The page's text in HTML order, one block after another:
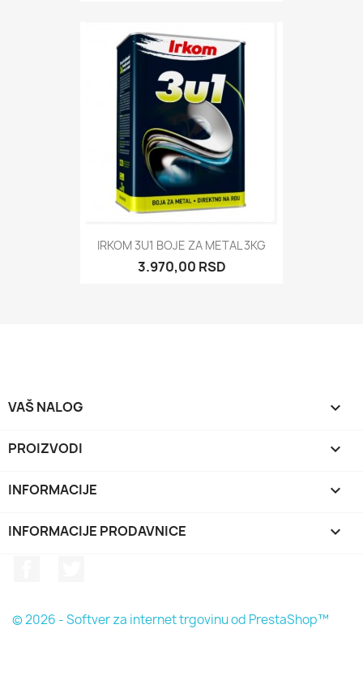
IRKOM 3U1 BOJE ZA METAL 3KG
3.970,00 RSD
VAŠ NALOG 
PROIZVODI 
INFORMACIJE 
INFORMACIJE PRODAVNICE keyboard_arrow_down
© 2026 - Softver za internet trgovinu od PrestaShop™